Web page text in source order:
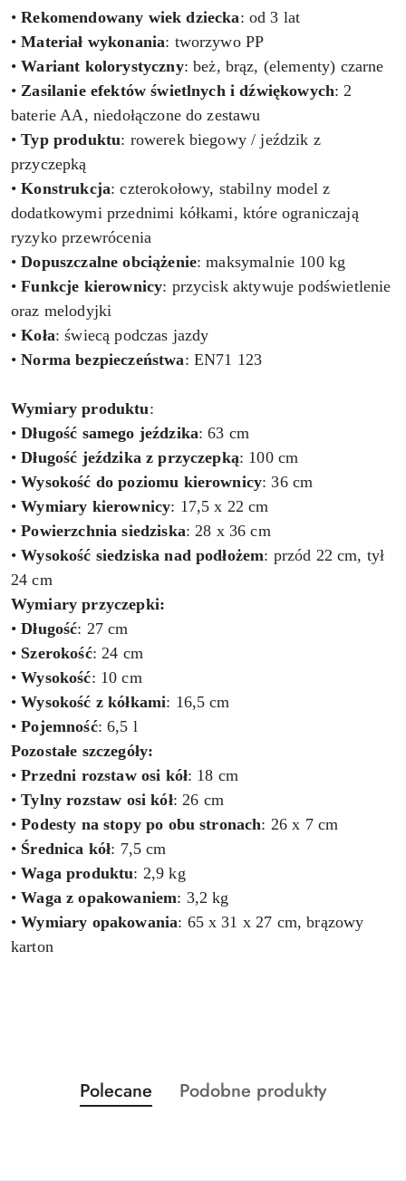
•Rekomendowany wiek dziecka: od 3 lat
•Materiał wykonania: tworzywo PP
•Wariant kolorystyczny: beż, brąz, (elementy) czarne
•Zasilanie efektów świetlnych i dźwiękowych: 2
baterie AA, niedołączone do zestawu
•Typ produktu: rowerek biegowy / jeździk z
przyczepką
•Konstrukcja: czterokołowy, stabilny model z
dodatkowymi przednimi kółkami, które ograniczają
ryzyko przewrócenia
•Dopuszczalne obciążenie: maksymalnie 100 kg
•Funkcje kierownicy: przycisk aktywuje podświetlenie
oraz melodyjki
•Koła: świecą podczas jazdy
•Norma bezpieczeństwa: EN71 123
Wymiary produktu:
•Długość samego jeździka: 63 cm
•Długość jeździka z przyczepką: 100 cm
•Wysokość do poziomu kierownicy: 36 cm
•Wymiary kierownicy: 17,5 x 22 cm
•Powierzchnia siedziska: 28 x 36 cm
•Wysokość siedziska nad podłożem: przód 22 cm, tył
24 cm
Wymiary przyczepki:
•Długość: 27 cm
• Szerokość: 24 cm
•Wysokość: 10 cm
•Wysokość z kółkami: 16,5 cm
•Pojemność: 6,5 l
Pozostałe szczegóły:
•Przedni rozstaw osi kół: 18 cm
•Tylny rozstaw osi kół: 26 cm
•Podesty na stopy po obu stronach: 26 x 7 cm
• Średnica kół: 7,5 cm
•Waga produktu: 2,9 kg
•Waga z opakowaniem: 3,2 kg
•Wymiary opakowania: 65 x 31 x 27 cm, brązowy
karton
Pomiń karuzelę produktów
Produkty
o
Polecane
Produkty
Podobne produkty